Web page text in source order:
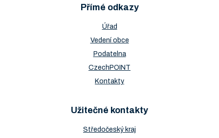
Přímé odkazy
Úřad
Vedení obce
Podatelna
CzechPOINT
Kontakty
Užitečné kontakty
Středočeský kraj